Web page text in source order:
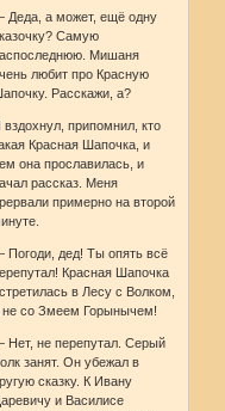
Деда, а может, ещё одну
Самую
Мишаня
любит про Красную
Шапочку. Расскажи, а?
вздохнул, припомнил, кто
Красная Шапочка, и
она прославилась, и
рассказ. Меня
примерно на второй
Погоди, дед! Ты опять всё
Красная Шапочка
в Лесу с Волком,
не со Змеем Горынычем!
Нет, не перепутал. Серый
занят. Он убежал в
сказку. К Ивану
Царевичу и Василисе